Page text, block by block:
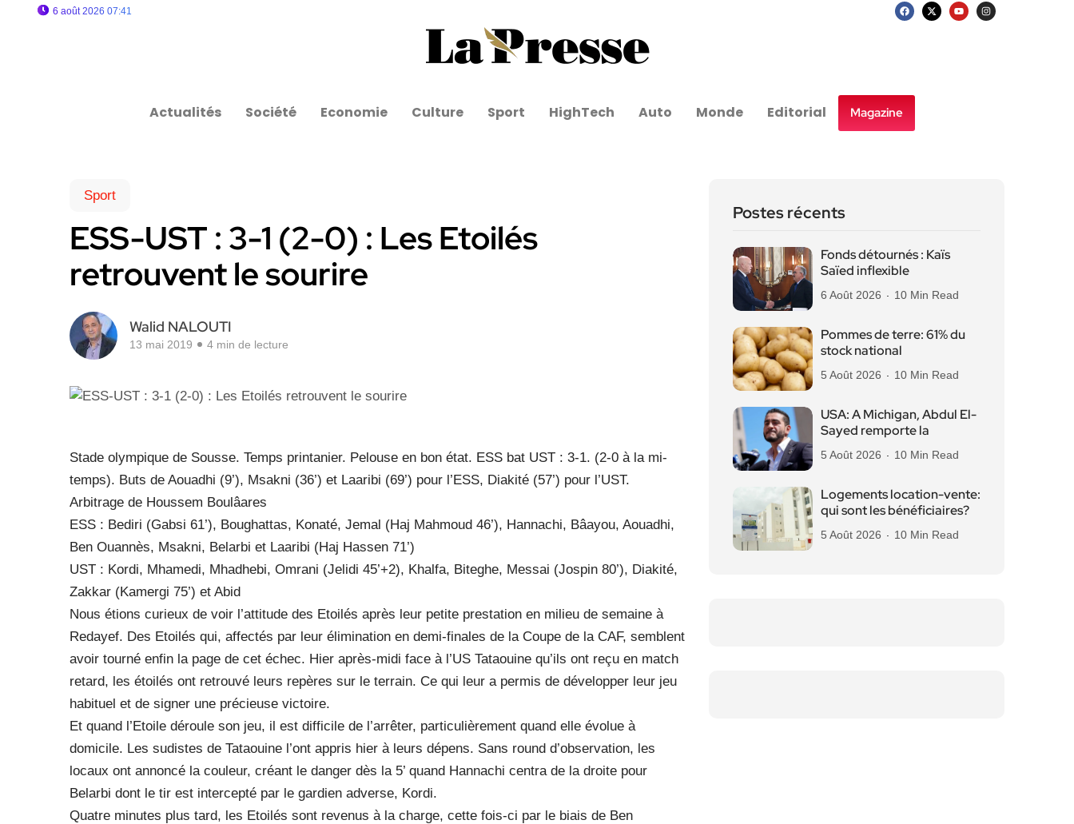
6 août 2026 07:41
Actualités Société Economie Culture Sport HighTech Auto Monde Editorial Magazine
Sport
ESS-UST : 3-1 (2-0) : Les Etoilés
retrouvent le sourire
Walid NALOUTI
13 mai 2019 4 min de lecture
Stade olympique de Sousse. Temps printanier. Pelouse en bon état. ESS bat UST : 3-1. (2-0 à la mi-
temps). Buts de Aouadhi (9’), Msakni (36’) et Laaribi (69’) pour l’ESS, Diakité (57’) pour l’UST.
Arbitrage de Houssem Boulâares
ESS : Bediri (Gabsi 61’), Boughattas, Konaté, Jemal (Haj Mahmoud 46’), Hannachi, Bâayou, Aouadhi,
Ben Ouannès, Msakni, Belarbi et Laaribi (Haj Hassen 71’)
UST : Kordi, Mhamedi, Mhadhebi, Omrani (Jelidi 45’+2), Khalfa, Biteghe, Messai (Jospin 80’), Diakité,
Zakkar (Kamergi 75’) et Abid
Nous étions curieux de voir l’attitude des Etoilés après leur petite prestation en milieu de semaine à
Redayef. Des Etoilés qui, affectés par leur élimination en demi-finales de la Coupe de la CAF, semblent
avoir tourné enfin la page de cet échec. Hier après-midi face à l’US Tataouine qu’ils ont reçu en match
retard, les étoilés ont retrouvé leurs repères sur le terrain. Ce qui leur a permis de développer leur jeu
habituel et de signer une précieuse victoire.
Et quand l’Etoile déroule son jeu, il est difficile de l’arrêter, particulièrement quand elle évolue à
domicile. Les sudistes de Tataouine l’ont appris hier à leurs dépens. Sans round d’observation, les
locaux ont annoncé la couleur, créant le danger dès la 5’ quand Hannachi centra de la droite pour
Belarbi dont le tir est intercepté par le gardien adverse, Kordi.
Quatre minutes plus tard, les Etoilés sont revenus à la charge, cette fois-ci par le biais de Ben
Postes récents
Fonds détournés : Kaïs
Saïed inflexible
6 Août 2026 10 Min Read
Pommes de terre: 61% du
stock national
5 Août 2026 10 Min Read
USA: A Michigan, Abdul El-
Sayed remporte la
5 Août 2026 10 Min Read
Logements location-vente:
qui sont les bénéficiaires?
5 Août 2026 10 Min Read